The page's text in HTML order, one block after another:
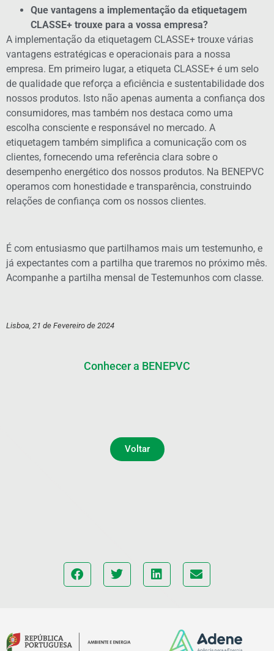
Que vantagens a implementação da etiquetagem
CLASSE+ trouxe para a vossa empresa?
A implementação da etiquetagem CLASSE+ trouxe várias
vantagens estratégicas e operacionais para a nossa
empresa. Em primeiro lugar, a etiqueta CLASSE+ é um selo
de qualidade que reforça a eficiência e sustentabilidade dos
nossos produtos. Isto não apenas aumenta a confiança dos
consumidores, mas também nos destaca como uma
escolha consciente e responsável no mercado. A
etiquetagem também simplifica a comunicação com os
clientes, fornecendo uma referência clara sobre o
desempenho energético dos nossos produtos. Na BENEPVC
operamos com honestidade e transparência, construindo
relações de confiança com os nossos clientes.
É com entusiasmo que partilhamos mais um testemunho, e
já expectantes com a partilha que traremos no próximo mês.
Acompanhe a partilha mensal de Testemunhos com classe.
Lisboa, 21 de Fevereiro de 2024
Conhecer a BENEPVC
Voltar